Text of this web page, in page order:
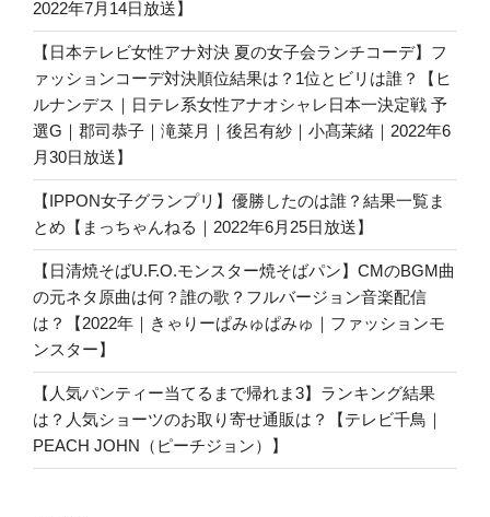
2022年7月14日放送】
【日本テレビ女性アナ対決 夏の女子会ランチコーデ】フ
ァッションコーデ対決順位結果は？1位とビリは誰？【ヒ
ルナンデス｜日テレ系女性アナオシャレ日本一決定戦 予
選G｜郡司恭子｜滝菜月｜後呂有紗｜小髙茉緒｜2022年6
月30日放送】
【IPPON女子グランプリ】優勝したのは誰？結果一覧ま
とめ【まっちゃんねる｜2022年6月25日放送】
【日清焼そばU.F.O.モンスター焼そばパン】CMのBGM曲
の元ネタ原曲は何？誰の歌？フルバージョン音楽配信
は？【2022年｜きゃりーぱみゅぱみゅ｜ファッションモ
ンスター】
【人気パンティー当てるまで帰れま3】ランキング結果
は？人気ショーツのお取り寄せ通販は？【テレビ千鳥｜
PEACH JOHN（ピーチジョン）】